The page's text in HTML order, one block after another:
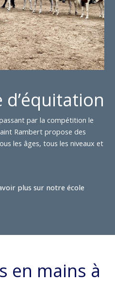
par la compétition le
Rambert propose des
les âges, tous les niveaux et
plus sur notre école
en mains à